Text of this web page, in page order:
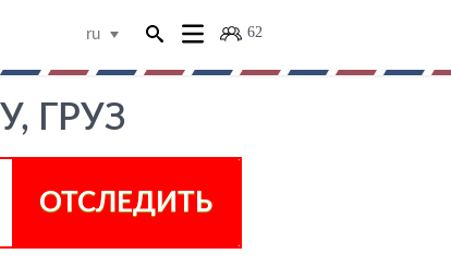
62
ru
ГРУЗ
ОТСЛЕДИТЬ